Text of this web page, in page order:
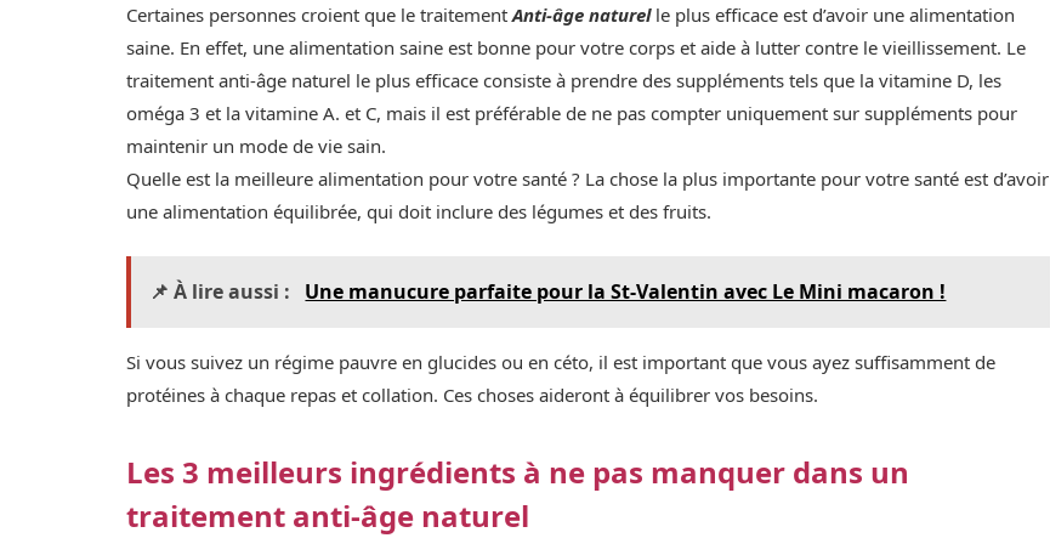
Certaines personnes croient que le traitementAnti-âge naturelle plus efficace est d’avoir une alimentation
saine. En effet, une alimentation saine est bonne pour votre corps et aide à lutter contre le vieillissement. Le
traitement anti-âge naturel le plus efficace consiste à prendre des suppléments tels que la vitamine D, les
oméga 3 et la vitamine A. et C, mais il est préférable de ne pas compter uniquement sur suppléments pour
maintenir un mode de vie sain.
Quelle est la meilleure alimentation pour votre santé ? La chose la plus importante pour votre santé est d’avoir
une alimentation équilibrée, qui doit inclure des légumes et des fruits.
📌 À lire aussi : Une manucure parfaite pour la St-Valentin avec Le Mini macaron !
Si vous suivez un régime pauvre en glucides ou en céto, il est important que vous ayez suffisamment de
protéines à chaque repas et collation. Ces choses aideront à équilibrer vos besoins.
Les 3 meilleurs ingrédients à ne pas manquer dans un
traitement anti-âge naturel